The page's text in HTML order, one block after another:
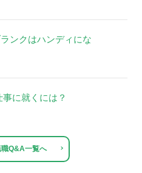
ンクはハンディにな
に就くには？
Q&A一覧へ